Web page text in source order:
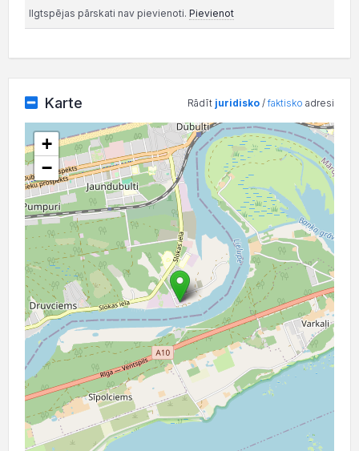
Ilgtspējas pārskati nav pievienoti. Pievienot
Karte Rādīt juridisko /faktisko adresi
+
−